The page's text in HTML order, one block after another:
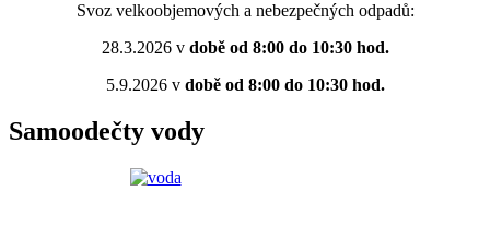
Svoz velkoobjemových a nebezpečných odpadů:
28.3.2026 vdobě od 8:00 do 10:30 hod.
5.9.2026 vdobě od 8:00 do 10:30 hod.
Samoodečty vody